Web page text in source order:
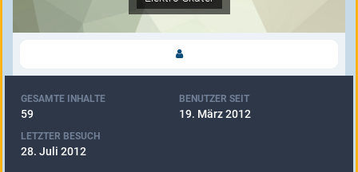
GESAMTE INHALTE
59
BENUTZER SEIT
19. März 2012
LETZTER BESUCH
28. Juli 2012